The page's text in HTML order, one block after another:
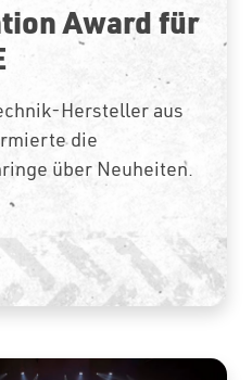
Award für
Hersteller aus
die
über Neuheiten.